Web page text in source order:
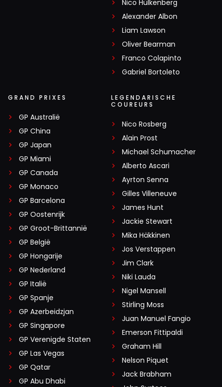
Nico Hülkenberg
Alexander Albon
Liam Lawson
Oliver Bearman
Franco Colapinto
Gabriel Bortoleto
GRAND PRIXES
GP Australië
GP China
GP Japan
GP Miami
GP Canada
GP Monaco
GP Barcelona
GP Oostenrijk
GP Groot-Brittannië
GP België
GP Hongarije
GP Nederland
GP Italië
GP Spanje
GP Azerbeidzjan
GP Singapore
GP Verenigde Staten
GP Las Vegas
GP Qatar
GP Abu Dhabi
LEGENDARISCHE
COUREURS
Nico Rosberg
Alain Prost
Michael Schumacher
Alberto Ascari
Ayrton Senna
Gilles Villeneuve
James Hunt
Jackie Stewart
Mika Häkkinen
Jos Verstappen
Jim Clark
Niki Lauda
Nigel Mansell
Stirling Moss
Juan Manuel Fangio
Emerson Fittipaldi
Graham Hill
Nelson Piquet
Jack Brabham